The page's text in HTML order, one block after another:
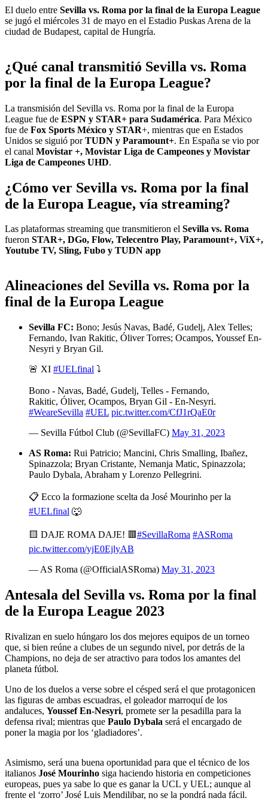
El duelo entre Sevilla vs. Roma por la final de la Europa League
se jugó el miércoles 31 de mayo en el Estadio Puskas Arena de la
ciudad de Budapest, capital de Hungría.
¿Qué canal transmitió Sevilla vs. Roma
por la final de la Europa League?
La transmisión del Sevilla vs. Roma por la final de la Europa
League fue de ESPN y STAR+ para Sudamérica. Para México
fue de Fox Sports México y STAR+, mientras que en Estados
Unidos se siguió porTUDN y Paramount+. En España se vio por
el canal Movistar +, Movistar Liga de Campeones y Movistar
Liga de Campeones UHD.
¿Cómo ver Sevilla vs. Roma por la final
de la Europa League, vía streaming?
Las plataformas streaming que transmitieron el Sevilla vs. Roma
fueron STAR+, DGo, Flow, Telecentro Play, Paramount+, ViX+,
Youtube TV, Sling, Fubo y TUDN app
Alineaciones del Sevilla vs. Roma por la
final de la Europa League
Sevilla FC: Bono; Jesús Navas, Badé, Gudelj, Alex Telles;
Fernando, Ivan Rakitic, Óliver Torres; Ocampos, Youssef En-
Nesyri y Bryan Gil.
🚨 XI #UELfinal ⤵
Bono - Navas, Badé, Gudelj, Telles - Fernando,
Rakitic, Óliver, Ocampos, Bryan Gil - En-Nesyri.
#WeareSevilla #UEL pic.twitter.com/CfJ1rQaE0r
— Sevilla Fútbol Club (@SevillaFC) May 31, 2023
AS Roma: Rui Patricio; Mancini, Chris Smalling, Ibañez,
Spinazzola; Bryan Cristante, Nemanja Matic, Spinazzola;
Paulo Dybala, Abraham y Lorenzo Pellegrini.
📋 Ecco la formazione scelta da José Mourinho per la
#UELfinal 🐺
🟨 DAJE ROMA DAJE! 🟥#SevillaRoma #ASRoma
pic.twitter.com/yjE0EjlyAB
— AS Roma (@OfficialASRoma) May 31, 2023
Antesala del Sevilla vs. Roma por la final
de la Europa League 2023
Rivalizan en suelo húngaro los dos mejores equipos de un torneo
que, si bien reúne a clubes de un segundo nivel, por detrás de la
Champions, no deja de ser atractivo para todos los amantes del
planeta fútbol.
Uno de los duelos a verse sobre el césped será el que protagonicen
las figuras de ambas escuadras, el goleador marroquí de los
andaluces, Youssef En-Nesyri, promete ser la pesadilla para la
defensa rival; mientras que Paulo Dybala será el encargado de
poner la magia por los ‘gladiadores’.
Asimismo, será una buena oportunidad para que el técnico de los
italianos José Mourinho siga haciendo historia en competiciones
europeas, pues ya sabe lo que es ganar la UCL y UEL; aunque al
frente el ‘zorro’ José Luis Mendilibar, no se la pondrá nada fácil.